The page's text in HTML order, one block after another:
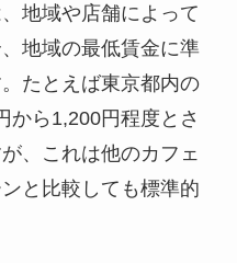
地域や店舗によって
地域の最低賃金に準
たとえば東京都内の
から1,200円程度とさ
、これは他のカフェ
と比較しても標準的